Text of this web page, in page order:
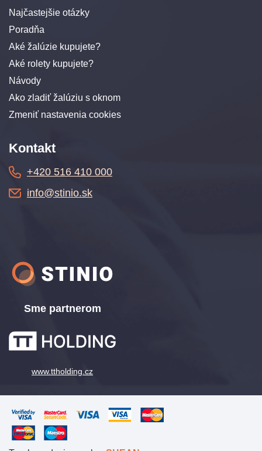
Najčastejšie otázky
Poradňa
Aké žalúzie kupujete?
Aké rolety kupujete?
Návody
Ako zladiť žalúziu s oknom
Zmeniť nastavenia cookies
Sme partnerom
www.ttholding.cz
Kontakt
+420 516 410 000
info@stinio.sk